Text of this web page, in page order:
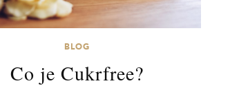
BLOG
Co je Cukrfree?